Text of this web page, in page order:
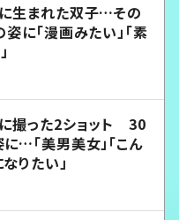
生まれた双子…その
に「漫画みたい」「素
撮った2ショット 30
…「美男美女」「こん
りたい」